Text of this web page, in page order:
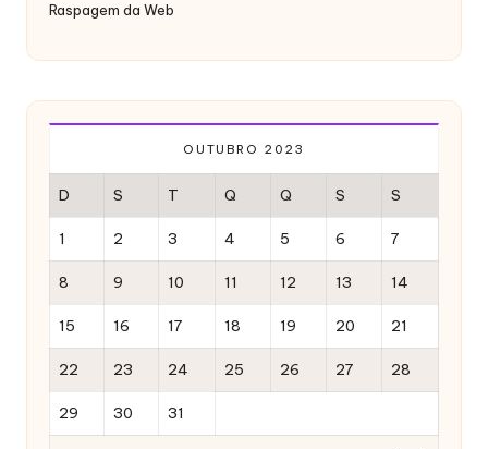
Raspagem da Web
OUTUBRO 2023
D S T Q Q S S
1 2 3 4 5 6 7
8 9 10 11 12 13 14
15 16 17 18 19 20 21
22 23 24 25 26 27 28
29 30 31